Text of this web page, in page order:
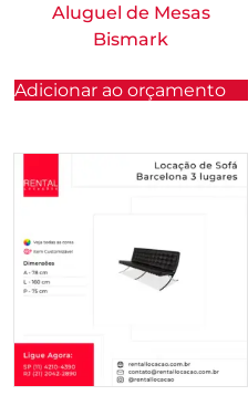
Aluguel de Mesas
Bismark
Adicionar ao orçamento